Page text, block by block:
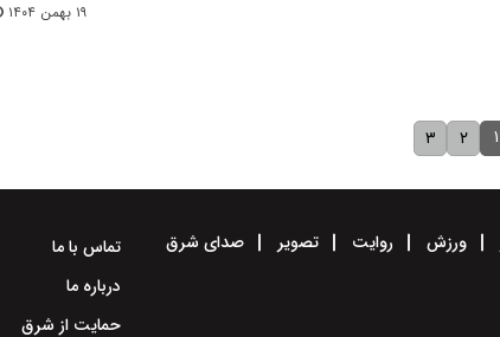
۱۹ بهمن ۱۴۰۴
۱ ۲ ۳
ورزش روایت تصویر صدای شرق
تماس با ما
درباره ما
حمایت از شرق